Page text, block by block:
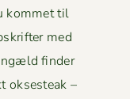
kom­met til
med
find­er
okses­teak –